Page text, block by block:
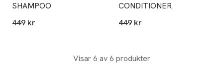
SHAMPOO
449 kr
CONDITIONER
449 kr
Visar 6 av 6 produkter